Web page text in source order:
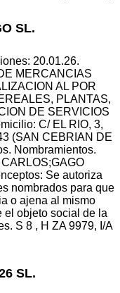
SL.
20.01.26.
MERCANCIAS
AL POR
PLANTAS,
DE SERVICIOS
C/ EL RIO, 3,
(SAN CEBRIAN DE
Nombramientos.
Se autoriza
nombrados para que
o ajena al mismo
el objeto social de la
S 8 , H ZA 9979, I/A
SL.